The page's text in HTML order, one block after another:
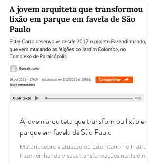
A jovem arquiteta que transformou lixão em
parque em favela de São Paulo
Matéria sobre a atuação de Ester Carro no Instituto
Fazendinhando e suas transformações no Jardim